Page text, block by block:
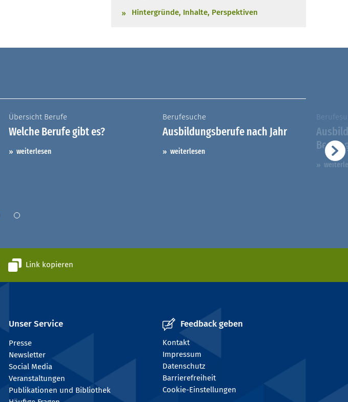
Hintergründe, Inhalte, Perspektiven
Übersicht Berufe
Welche Berufe gibt es?
weiterlesen
Berufesuche
Ausbildungsberufe nach Jahr
weiterlesen
Link kopieren
Unser Service
Presse
Newsletter
Social Media
Veranstaltungen
Publikationen und Bibliothek
Feedback geben
Kontakt
Impressum
Datenschutz
Barrierefreiheit
Cookie-Einstellungen